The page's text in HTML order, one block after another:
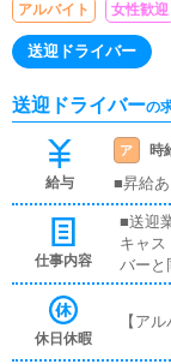
アルバイト 女性歓迎
送迎ドライバー
送迎ドライバーの
給与
ア 時
■昇給
仕事内容
■送迎
キャス
バーと
ので、
休日休暇
【ア